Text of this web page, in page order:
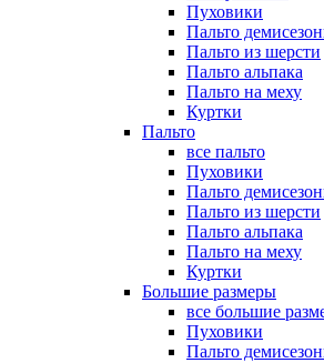
Пуховики
Пальто
Пальто из шерсти
Пальто альпака
Пальто на меху
Куртки
Пальто
все пальто
Пуховики
Пальто
Пальто из шерсти
Пальто альпака
Пальто на меху
Куртки
Большие размеры
все большие
Пуховики
Пальто